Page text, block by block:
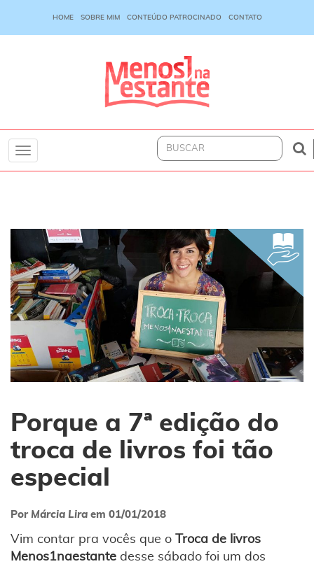
HOME SOBRE MIM CONTEÚDO PATROCINADO CONTATO
Toggle
Porque a 7ª edição do
troca de livros foi tão
especial
Por Márcia Lira em 01/01/2018
Vim contar pra vocês que o
Troca de livros
Menos1naestante desse sábado foi um dos